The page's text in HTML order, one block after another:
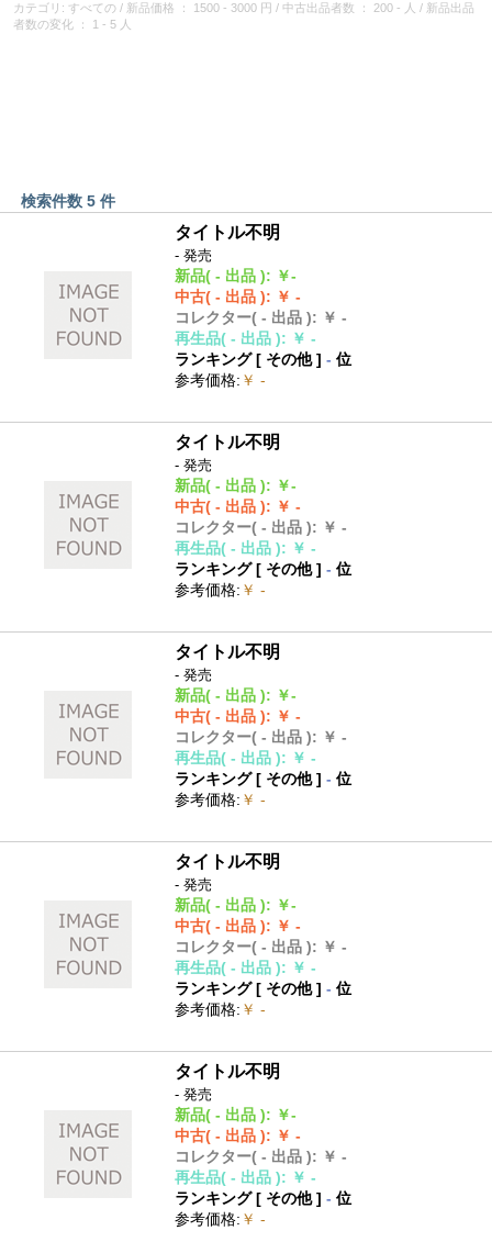
カテゴリ: すべての / 新品価格 ： 1500 - 3000 円 / 中古出品者数 ： 200 - 人 / 新品出品
者数の変化
： 1 - 5 人
検索件数 5 件
タイトル不明
- 発売
新品( - 出品 ): ￥-
中古( - 出品 ): ￥ -
コレクター( - 出品 ): ￥ -
再生品( - 出品 ): ￥ -
ランキング [ その他]- 位
参考価格: ￥ -
タイトル不明
- 発売
新品( - 出品 ): ￥-
中古( - 出品 ): ￥ -
コレクター( - 出品 ): ￥ -
再生品( - 出品 ): ￥ -
ランキング [ その他]- 位
参考価格: ￥ -
タイトル不明
- 発売
新品( - 出品 ): ￥-
中古( - 出品 ): ￥ -
コレクター( - 出品 ): ￥ -
再生品( - 出品 ): ￥ -
ランキング [ その他]- 位
参考価格: ￥ -
タイトル不明
- 発売
新品( - 出品 ): ￥-
中古( - 出品 ): ￥ -
コレクター( - 出品 ): ￥ -
再生品( - 出品 ): ￥ -
ランキング [ その他]- 位
参考価格: ￥ -
タイトル不明
- 発売
新品( - 出品 ): ￥-
中古( - 出品 ): ￥ -
コレクター( - 出品 ): ￥ -
再生品( - 出品 ): ￥ -
ランキング [ その他]- 位
参考価格: ￥ -